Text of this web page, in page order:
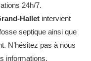
24h/7.
Halletintervient
septique ainsi que
N’hésitez pas à nous
informations.